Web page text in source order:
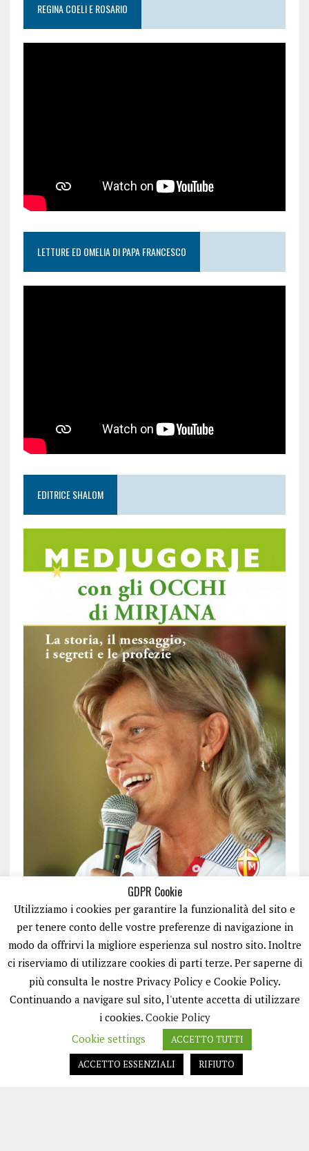
REGINA COELI E ROSARIO
LETTURE ED OMELIA DI PAPA FRANCESCO
EDITRICE SHALOM
ISCRIVITI
GDPR Cookie
Utilizziamo i cookies per garantire la funzionalità del sito e
per tenere conto delle vostre preferenze di navigazione in
modo da offrirvi la migliore esperienza sul nostro sito. Inoltre
ci riserviamo di utilizzare cookies di parti terze. Per saperne di
più consulta le nostre Privacy Policy e Cookie Policy.
Continuando a navigare sul sito, l'utente accetta di utilizzare
i cookies. Cookie Policy
Cookie settings
ACCETTO TUTTI
ACCETTO ESSENZIALI
RIFIUTO